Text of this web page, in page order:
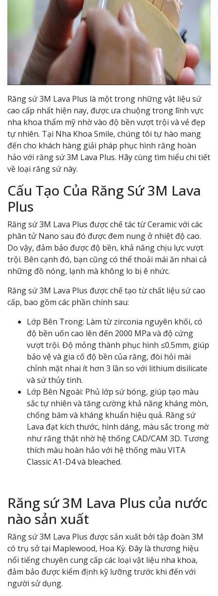
Răng sứ 3M Lava Plus là một trong những vật liệu sứ
cao cấp nhất hiện nay, được ưa chuộng trong lĩnh vực
nha khoa thẩm mỹ nhờ vào độ bền vượt trội và vẻ đẹp
tự nhiên. Tại Nha Khoa Smile, chúng tôi tự hào mang
đến cho khách hàng giải pháp phục hình răng hoàn
hảo với răng sứ 3M Lava Plus. Hãy cùng tìm hiểu chi tiết
về loại răng sứ này.
Cấu Tạo Của Răng Sứ 3M Lava
Plus
Răng sứ 3M Lava Plus được chế tác từ Ceramic với các
phân tử Nano sau đó được đem nung ở nhiệt độ cao.
Do vậy, đảm bảo được độ bền, khả năng chịu lực vượt
trội. Bên cạnh đó, bạn cũng có thể thoải mái ăn nhai cả
những đồ nóng, lạnh mà không lo bị ê nhức.
Răng sứ 3M Lava Plus được chế tạo từ chất liệu sứ cao
cấp, bao gồm các phần chính sau:
Lớp Bên Trong: Làm từ zirconia nguyên khối, có
độ bền uốn cao lên đến 2000 MPa và độ cứng
vượt trội. Độ mỏng thành phục hình ≤0.5mm, giúp
bảo vệ và gia cố độ bền của răng, đòi hỏi mài
chỉnh mặt nhai ít hơn 3 lần so với lithium disilicate
và sứ thủy tinh.
Lớp Bên Ngoài: Phủ lớp sứ bóng, giúp tạo màu
sắc tự nhiên và tăng cường khả năng kháng mòn,
chống bám và kháng khuẩn hiệu quả. Răng sứ
Lava đạt kích thước, hình dáng, màu sắc trong mờ
như răng thật nhờ hệ thống CAD/CAM 3D. Tương
thích màu hoàn hảo với hệ thống màu VITA
Classic A1-D4 và bleached.
Răng sứ 3M Lava Plus của nước
nào sản xuất
Răng sứ 3M Lava Plus được sản xuất bởi tập đoàn 3M
có trụ sở tại Maplewood, Hoa Kỳ. Đây là thương hiệu
nổi tiếng chuyên cung cấp các loại vật liệu nha khoa,
đảm bảo được kiểm định kỹ lưỡng trước khi đến với
người sử dụng.